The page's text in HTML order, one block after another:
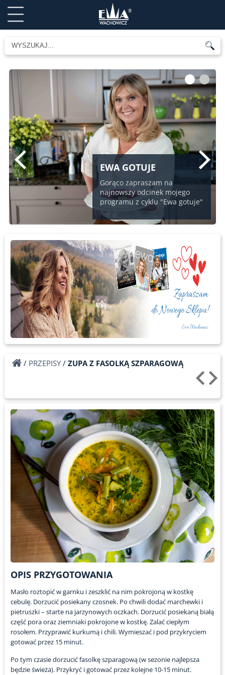
EWA GOTUJE
Gorąco zapraszam na
najnowszy odcinek mojego
programu z cyklu "Ewa gotuje"
1 2
/ PRZEPISY/ ZUPA Z FASOLKĄ SZPARAGOWĄ
OPIS PRZYGOTOWANIA
Masło roztopić w garnku i zeszklić na nim pokrojoną w kostkę
cebulę. Dorzucić posiekany czosnek. Po chwili dodać marchewki i
pietruszki – starte na jarzynowych oczkach. Dorzucić posiekaną białą
część pora oraz ziemniaki pokrojone w kostkę. Zalać ciepłym
rosołem. Przyprawić kurkumą i chili. Wymieszać i pod przykryciem
gotować przez 15 minut.
Po tym czasie dorzucić fasolkę szparagową (w sezonie najlepsza
będzie świeża). Przykryć i gotować przez kolejne 10-15 minut.